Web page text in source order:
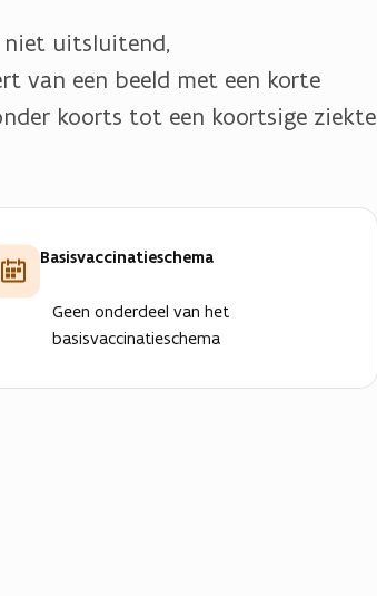
niet uitsluitend,
van een beeld met een korte
koorts tot een koortsige ziekte
Basisvaccinatieschema
Geen onderdeel van het
basisvaccinatieschema